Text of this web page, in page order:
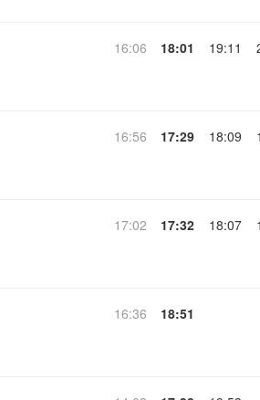
16:06 18:01 19:11
16:56 17:29 18:09
17:02 17:32 18:07
16:36 18:51